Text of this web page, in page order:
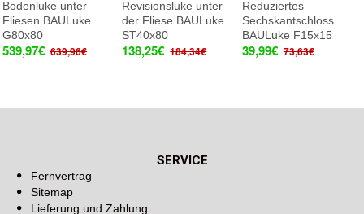
Bodenluke unter
Fliesen BAULuke
G80x80
539,97€ 639,96€
Revisionsluke unter
der Fliese BAULuke
ST40x80
138,25€ 184,34€
Reduziertes
Sechskantschloss
BAULuke F15x15
39,99€ 73,63€
SERVICE
Fernvertrag
Sitemap
Lieferung und Zahlung